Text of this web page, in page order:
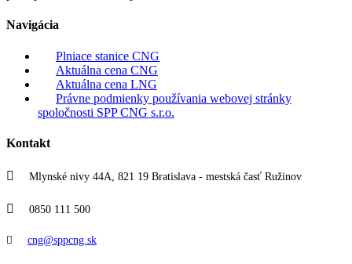
Navigácia
Plniace stanice CNG
Aktuálna cena CNG
Aktuálna cena LNG
Právne podmienky používania webovej stránky
spoločnosti SPP CNG s.r.o.
Kontakt
Mlynské nivy 44A, 821 19 Bratislava - mestská časť Ružinov
0850 111 500
cng@sppcng.sk